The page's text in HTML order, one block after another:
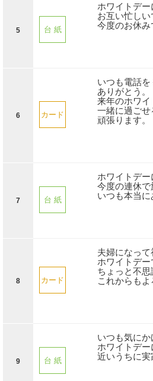
5 台 紙
ホワイトデー
お互い忙しい
今度のお休み
6 カード
いつも電話を
ありがとう。
来年のホワイ
一緒に過ごせ
頑張ります。
7 台 紙
ホワイトデー
今度の連休で
いつも本当に
8 カード
夫婦になっ
ホワイトデー
ちょっと不思
これからもよ
9 台 紙
いつも気にか
ホワイトデー
近いうちに実